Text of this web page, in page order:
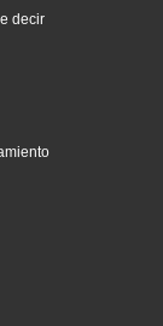
decir